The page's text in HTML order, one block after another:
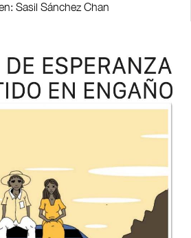
Sasil Sánchez Chan